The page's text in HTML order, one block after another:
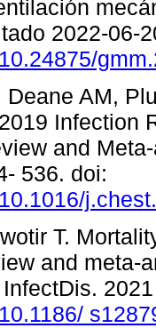
2022-06-
Deane AM,
Infection
and
536. doi:
T.
and meta-